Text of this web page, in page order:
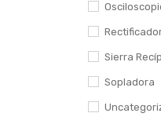
Sierra
Sopladora